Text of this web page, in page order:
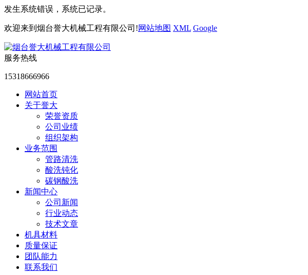
发生系统错误，系统已记录。
欢迎来到烟台誉大机械工程有限公司!网站地图 XML Google
服务热线
15318666966
网站首页
关于誉大
荣誉资质
公司业绩
组织架构
业务范围
管路清洗
酸洗钝化
碳钢酸洗
新闻中心
公司新闻
行业动态
技术文章
机具材料
质量保证
团队能力
联系我们